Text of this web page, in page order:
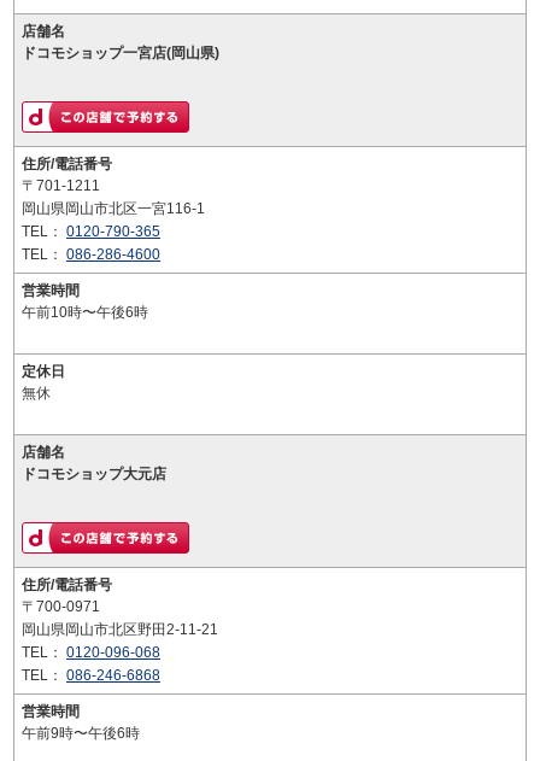
店舗名
ドコモショップ一宮店(岡山県)
住所/電話番号
〒701-1211
岡山県岡山市北区一宮116-1
TEL： 0120-790-365
TEL： 086-286-4600
営業時間
午前10時〜午後6時
定休日
無休
店舗名
ドコモショップ大元店
住所/電話番号
〒700-0971
岡山県岡山市北区野田2-11-21
TEL： 0120-096-068
TEL： 086-246-6868
営業時間
午前9時〜午後6時